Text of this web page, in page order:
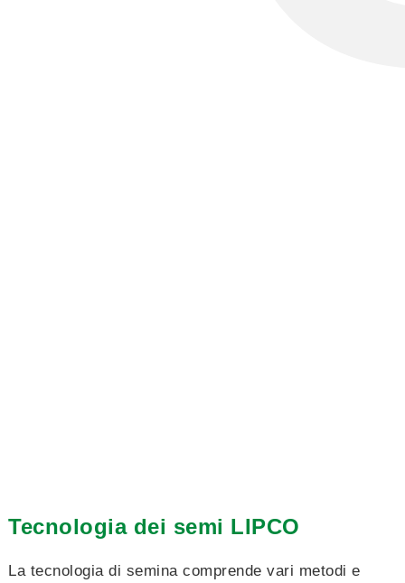
Tecnologia dei semi LIPCO
La tecnologia di semina comprende vari metodi e